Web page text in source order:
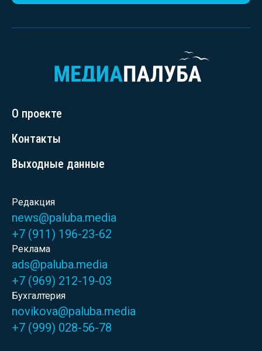
О проекте
Контакты
Выходные данные
Редакция
news@paluba.media
+7 (911) 196-23-62
Реклама
ads@paluba.media
+7 (969) 212-19-03
Бухгалтерия
novikova@paluba.media
+7 (999) 028-56-78